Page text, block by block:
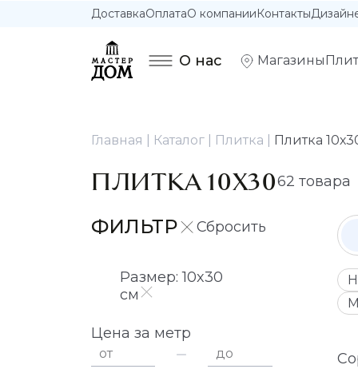
ДоставкаОплатаО компанииКонтакты
О нас Магазины
Главная Каталог Плитка Плитка
ПЛИТКА 10Х3062 товара
ФИЛЬТР
Размер: 10x30
см
Цена за метр
от до